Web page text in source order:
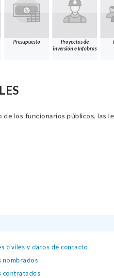
Presupuesto
Proyectos de
inversión e Infobras
los funcionarios públicos, las
civiles y datos de contacto
nombrados
contratados